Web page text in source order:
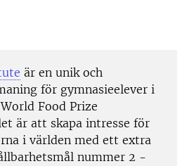
är en unik och
för gymnasieelever i
Food Prize
är att skapa intresse för
i världen med ett extra
nummer 2 -